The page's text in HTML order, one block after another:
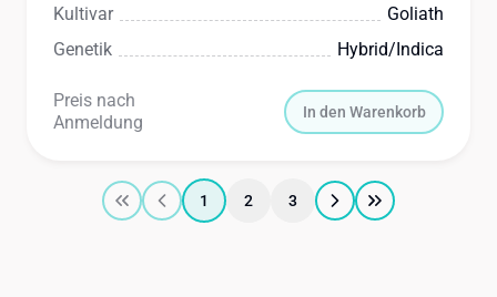
Kultivar
Goliath
Genetik
Hybrid/indica
Preis nach
Anmeldung
In den Warenkorb
1 2 3